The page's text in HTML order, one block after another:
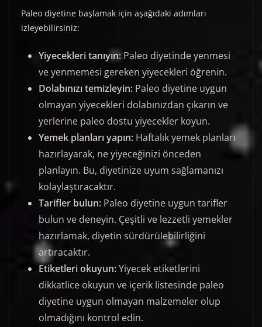
Paleo diyetine başlamak için aşağıdaki adımları
izleyebilirsiniz:
Yiyecekleri tanıyın: Paleo diyetinde yenmesi
ve yenmemesi gereken yiyecekleri öğrenin.
Dolabınızı temizleyin: Paleo diyetine uygun
olmayan yiyecekleri dolabınızdan çıkarın ve
yerlerine paleo dostu yiyecekler koyun.
Yemek planları yapın: Haftalık yemek planları
hazırlayarak, ne yiyeceğinizi önceden
planlayın. Bu, diyetinize uyum sağlamanızı
kolaylaştıracaktır.
Tarifler bulun: Paleo diyetine uygun tarifler
bulun ve deneyin. Çeşitli ve lezzetli yemekler
hazırlamak, diyetin sürdürülebilirliğini
artıracaktır.
Etiketleri okuyun:Yiyecek etiketlerini
dikkatlice okuyun ve içerik listesinde paleo
diyetine uygun olmayan malzemeler olup
olmadığını kontrol edin.